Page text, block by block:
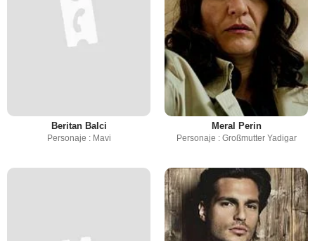
Beritan Balci
Personaje : Mavi
Meral Perin
Personaje : Großmutter Yadigar